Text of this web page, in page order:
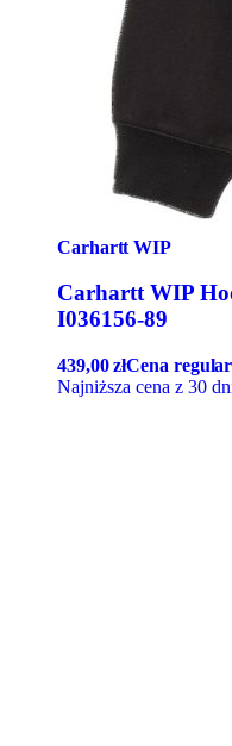
Carhartt WIP
Carhartt WIP
I036156-89
439,00złCena
Najniższa cena z 30